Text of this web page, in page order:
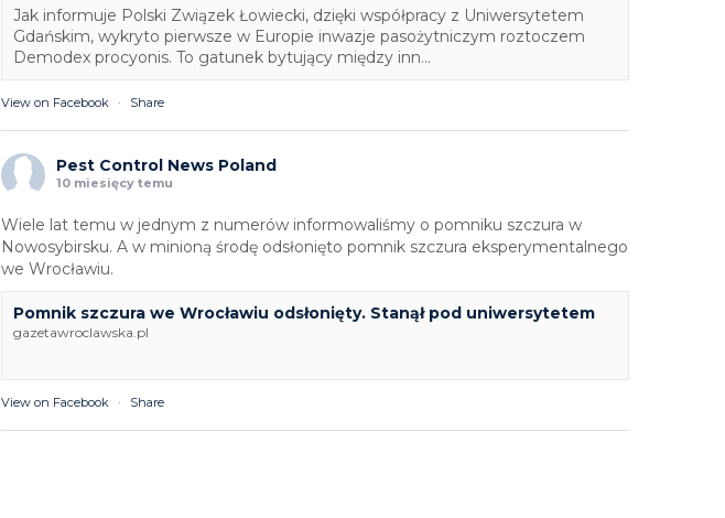
Jak informuje Polski Związek Łowiecki, dzięki współpracy z Uniwersytetem
Gdańskim, wykryto pierwsze w Europie inwazje pasożytniczym roztoczem
Demodex procyonis. To gatunek bytujący między inn...
View on Facebook · Share
Pest Control News Poland
10 miesięcy temu
Wiele lat temu w jednym z numerów informowaliśmy o pomniku szczura w
Nowosybirsku. A w minioną środę odsłonięto pomnik szczura eksperymentalnego
we Wrocławiu.
Pomnik szczura we Wrocławiu odsłonięty. Stanął pod uniwersytetem
gazetawroclawska.pl
View on Facebook · Share